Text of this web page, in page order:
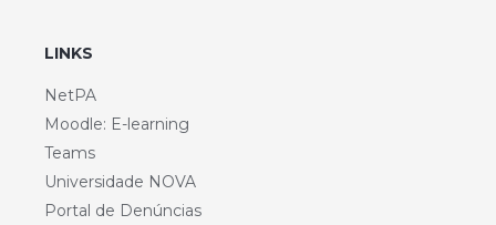
LINKS
NetPA
Moodle: E-learning
Teams
Universidade NOVA
Portal de Denúncias